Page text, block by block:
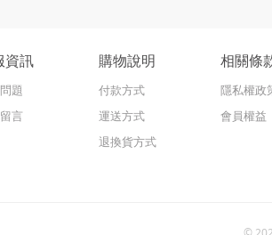
資訊
題
言
購物說明
付款方式
運送方式
退換貨方式
相關條
隱私權政
會員權益